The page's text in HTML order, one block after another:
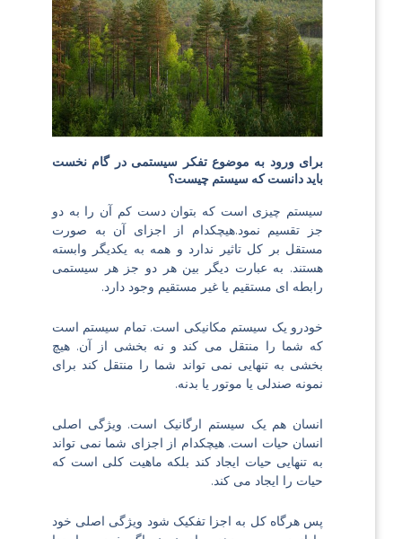
برای ورود به موضوع تفکر سیستمی در گام نخست
باید دانست که سیستم چیست؟
سیستم چیزی است که بتوان دست کم آن را به دو
جز تقسیم نمود.هیچکدام از اجزای آن به صورت
مستقل بر کل تاثیر ندارد و همه به یکدیگر وابسته
هستند. به عبارت دیگر بین هر دو جز هر سیستمی
رابطه ای مستقیم یا غیر مستقیم وجود دارد.
خودرو یک سیستم مکانیکی است. تمام سیستم است
که شما را منتقل می کند و نه بخشی از آن. هیچ
بخشی به تنهایی نمی تواند شما را منتقل کند برای
نمونه صندلی یا موتور یا بدنه.
انسان هم یک سیستم ارگانیک است. ویژگی اصلی
انسان حیات است. هیچکدام از اجزای شما نمی تواند
به تنهایی حیات ایجاد کند بلکه ماهیت کلی است که
حیات را ایجاد می کند.
پس هرگاه کل به اجزا تفکیک شود ویژگی اصلی خود